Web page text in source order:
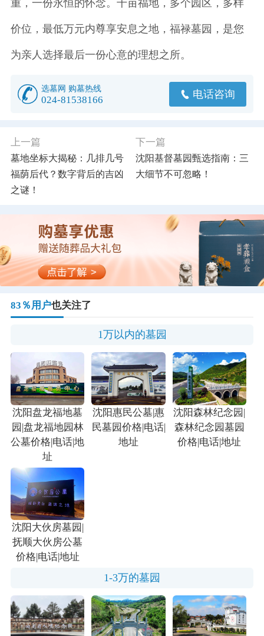
重，一份永恒的怀念。千亩福地，多个园区，多样
价位，最低万元内尊享安息之地，福禄墓园，是您
为亲人选择最后一份心意的理想之所。
选墓网 购墓热线
024-81538166 电话咨询
上一篇
墓地坐标大揭秘：几排几号
福荫后代？数字背后的吉凶
之谜！
下一篇
沈阳基督墓园甄选指南：三
大细节不可忽略！
83％用户也关注了
1万以内的墓园
沈阳盘龙福地墓
园|盘龙福地园林
公墓价格|电话|地
址
沈阳惠民公墓|惠
民墓园价格|电话|
地址
沈阳森林纪念园|
森林纪念园墓园
价格|电话|地址
沈阳大伙房墓园|
抚顺大伙房公墓
价格|电话|地址
1-3万的墓园